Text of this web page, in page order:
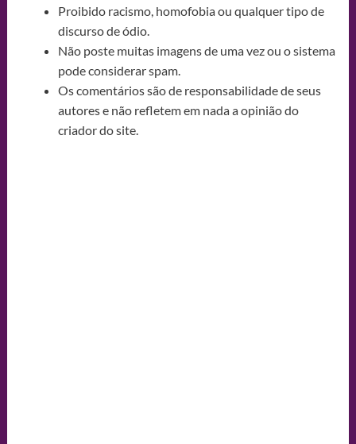
Proibido racismo, homofobia ou qualquer tipo de
discurso de ódio.
Não poste muitas imagens de uma vez ou o sistema
pode considerar spam.
Os comentários são de responsabilidade de seus
autores e não refletem em nada a opinião do
criador do site.